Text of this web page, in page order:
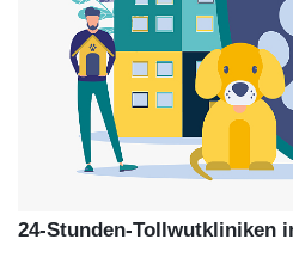
24-Stunden-Tollwutkliniken